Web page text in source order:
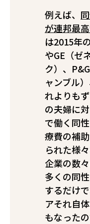
例えば、
が連邦最
は2015年
やGE（ゼ
ク）、
ャンブル
れよりも
の夫婦に
で働く同
療費の補
られた様
企業の数
多くの同
するだけ
アそれ自
もなったの